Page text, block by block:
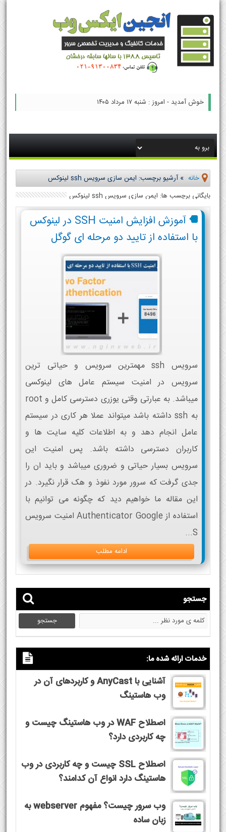
خوش آمدید - امروز : شنبه ۱۷ مرداد ۱۴۰۵
خانه »آرشیو برچسب: ایمن سازی سرویس ssh لینوکس
بایگانی برچسب ها: ایمن سازی سرویس ssh لینوکس
آموزش افزایش امنیت SSH در لینوکس
با استفاده از تایید دو مرحله ای گوگل
سرویس ssh مهمترین سرویس و حیاتی ترین
سرویس در امنیت سیستم عامل های لینوکسی
میباشد. به عبارتی وقتی یوزری دسترسی کامل و root
به ssh داشته باشد میتواند عملا هر کاری در سیستم
عامل انجام دهد و به اطلاعات کلیه سایت ها و
کاربران دسترسی داشته باشد. پس امنیت این
سرویس بسیار حیاتی و ضروری میباشد و باید ان را
جدی گرفت که سرور مورد نفوذ و هک قرار نگیرد. در
این مقاله ما خواهیم دید که چگونه می توانیم با
استفاده از Authenticator Google امنیت سرویس
S...
ادامه مطلب
جستجو
خدمات ارائه شده ما:
آشنایی با AnyCast و کاربردهای آن در
وب هاستینگ
اصطلاح WAF در وب هاستینگ چیست و
چه کاربردی دارد؟
اصطلاح SSL چیست و چه کاربردی در وب
هاستینگ دارد انواع آن کدامند؟
وب سرور چیست؟ مفهوم webserver به
زبان ساده